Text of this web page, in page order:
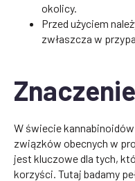
okolicy.
Przed użyciem
zwłaszcza w
W świecie
związków obecnych w
jest kluczowe dla tych,
korzyści. Tutaj badamy